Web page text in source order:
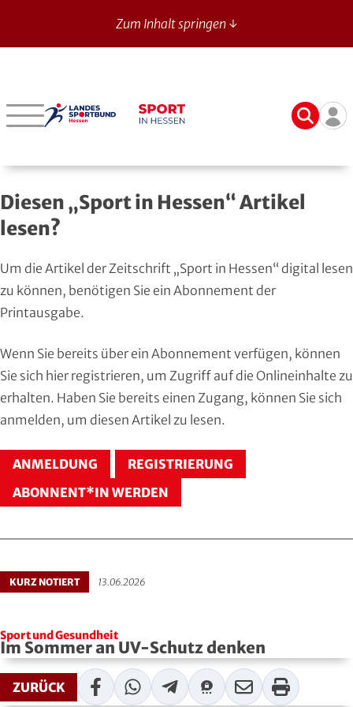
Zum Inhalt springen ↓
Sport in Hessen - News
Suche
Diesen „Sport in Hessen“ Artikel
lesen?
Um die Artikel der Zeitschrift „Sport in Hessen“ digital lesen
zu können, benötigen Sie ein Abonnement der
Printausgabe.
Wenn Sie bereits über ein Abonnement verfügen, können
Sie sich hier registrieren, um Zugriff auf die Onlineinhalte zu
erhalten. Haben Sie bereits einen Zugang, können Sie sich
anmelden, um diesen Artikel zu lesen.
ANMELDUNG
REGISTRIERUNG
ABONNENT*IN WERDEN
KURZ NOTIERT 13.06.2026
Sport und Gesundheit
Im Sommer an UV-Schutz denken
ZURÜCK FacebookWhatsAppTelegramThreema
Mail Print
Bergstraße
Darmstadt-Dieburg
Frankfurt
Gießen
Groß-Gerau
Hochtaunus
Limburg-Weilburg
Odenwald
Offenbach
Verbände mit bes. Aufgaben
Aikido
American Football
Badminton
Bahnengolf
Basketball
Cricket
Dart
Betriebssport-Verband
CVJM-Westbund
DJK
DSLV
Deutscher Verband für Freikörperkultur
Hochschulsport
Naturfreunde Hessen
Sportärzteverband
Aktuelle Ausgabe
Archiv
Registrierung